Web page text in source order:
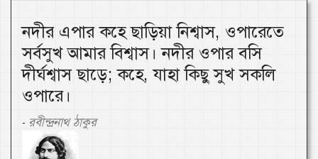
নদীর এপার কহে ছাড়িয়া নিশ্বাস, ওপারেতে
সর্বসুখ আমার বিশ্বাস। নদীর ওপার বসি
দীর্ঘশ্বাস ছাড়ে; কহে, যাহা কিছু সুখ সকলি
ওপারে।
- রবীন্দ্রনাথ ঠাকুর